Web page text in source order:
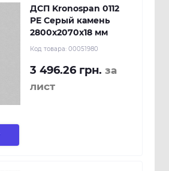
ДСП Kronospan 0112
PE Серый камень
2800x2070x18 мм
Код товара: 00051980
3 496.26 грн. за
лист